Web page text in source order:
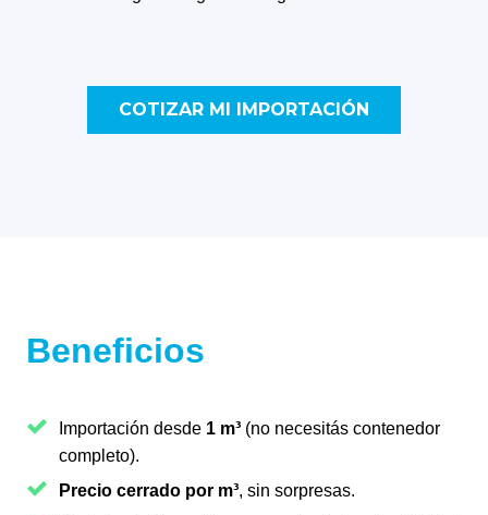
COTIZAR MI IMPORTACIÓN
Beneficios
Importación desde 1 m³ (no necesitás contenedor
completo).
Precio cerrado por m³, sin sorpresas.